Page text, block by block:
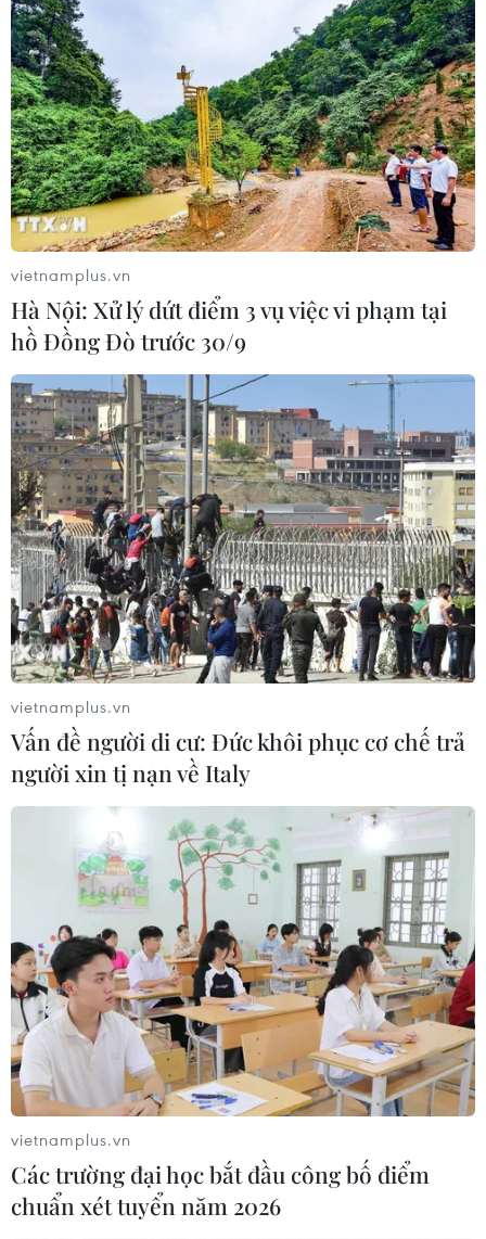
vietnamplus.vn
Hà Nội: Xử lý dứt điểm 3 vụ việc vi phạm tại
hồ Đồng Đò trước 30/9
vietnamplus.vn
Vấn đề người di cư: Đức khôi phục cơ chế trả
người xin tị nạn về Italy
vietnamplus.vn
Các trường đại học bắt đầu công bố điểm
chuẩn xét tuyển năm 2026